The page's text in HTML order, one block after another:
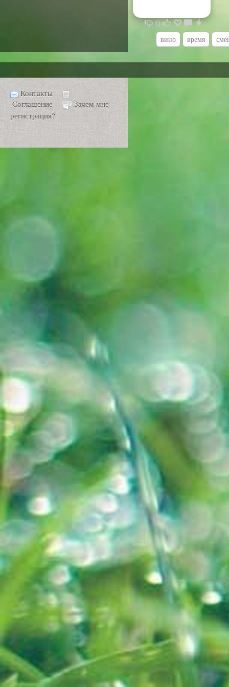
0
вино время
Контакты
Соглашение
Зачем мне
регистрация?